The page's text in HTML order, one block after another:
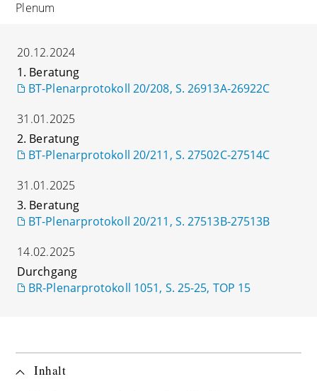
Plenum
20.12.2024
1. Beratung
BT-Plenarprotokoll 20/208, S. 26913A-26922C
31.01.2025
2. Beratung
BT-Plenarprotokoll 20/211, S. 27502C-27514C
31.01.2025
3. Beratung
BT-Plenarprotokoll 20/211, S. 27513B-27513B
14.02.2025
Durchgang
BR-Plenarprotokoll 1051, S. 25-25, TOP 15
Inhalt